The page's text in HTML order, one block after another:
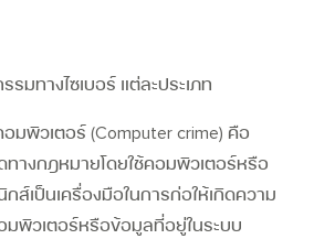
มทางไซเบอร์ แต่ละประเภท
มพิวเตอร์ (Computer crime) คือ
ทางกฎหมายโดยใช้คอมพิวเตอร์หรือ
เป็นเครื่องมือในการก่อให้เกิดความ
มพิวเตอร์หรือข้อมูลที่อยู่ในระบบ